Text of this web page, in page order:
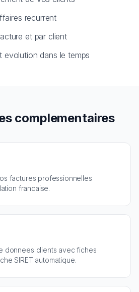
recurrent
et par client
evolution dans le temps
complementaires
factures professionnelles
francaise.
donnees clients avec fiches
SIRET automatique.